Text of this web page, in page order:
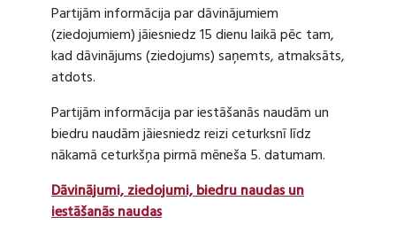
Partijām informācija par dāvinājumiem
(ziedojumiem) jāiesniedz 15 dienu laikā pēc tam,
kad dāvinājums (ziedojums) saņemts, atmaksāts,
atdots.
Partijām informācija par iestāšanās naudām un
biedru naudām jāiesniedz reizi ceturksnī līdz
nākamā ceturkšņa pirmā mēneša 5. datumam.
Dāvinājumi, ziedojumi, biedru naudas un
iestāšanās naudas